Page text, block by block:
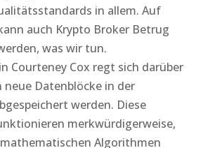
in allem. Auf
auch Krypto Broker Betrug
was wir tun.
Courteney Cox regt sich darüber
neue Datenblöcke in der
werden. Diese
merkwürdigerweise,
Algorithmen